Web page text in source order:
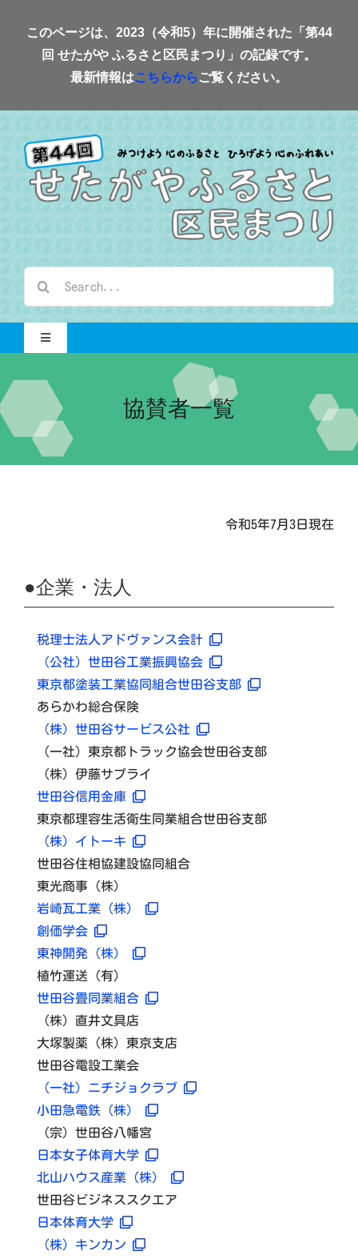
このページは、2023（令和5）年に開催された「第44
回 せたがや ふるさと区民まつり」の記録です。
最新情報はこちらから ご覧ください。
…
Toggle
Navigation
Home-2023-
イベント
交流自治体の紹介
実行委員会について
協賛者一覧
令和5年7月3日現在
●企業・法人
税理士法人アドヴァンス会計
（公社）世田谷工業振興協会
東京都塗装工業協同組合世田谷支部
あらかわ総合保険
（株）世田谷サービス公社
（一社）東京都トラック協会世田谷支部
（株）伊藤サプライ
世田谷信用金庫
東京都理容生活衛生同業組合世田谷支部
（株）イトーキ
世田谷住相協建設協同組合
東光商事（株）
岩崎瓦工業（株）
創価学会
東神開発（株）
植竹運送（有）
世田谷畳同業組合
（株）直井文具店
大塚製薬（株）東京支店
世田谷電設工業会
（一社）ニチジョクラブ
小田急電鉄（株）
（宗）世田谷八幡宮
日本女子体育大学
北山ハウス産業（株）
世田谷ビジネススクエア
日本体育大学
（株）キンカン